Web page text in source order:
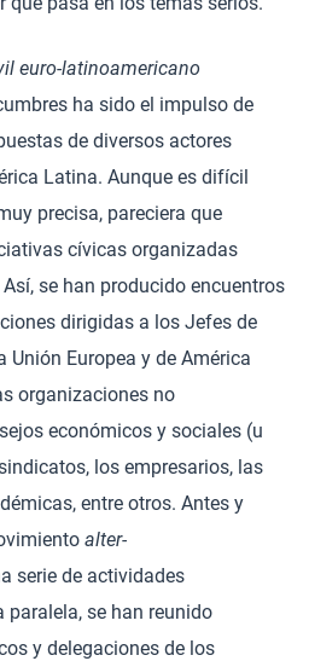
euro-latinoamericano
ha sido el impulso de
de diversos actores
Latina. Aunque es difícil
precisa, pareciera que
cívicas organizadas
se han producido encuentros
dirigidas a los Jefes de
Unión Europea y de América
organizaciones no
económicos y sociales (u
los empresarios, las
entre otros. Antes y
alter-
serie de actividades
paralela, se han reunido
y delegaciones de los